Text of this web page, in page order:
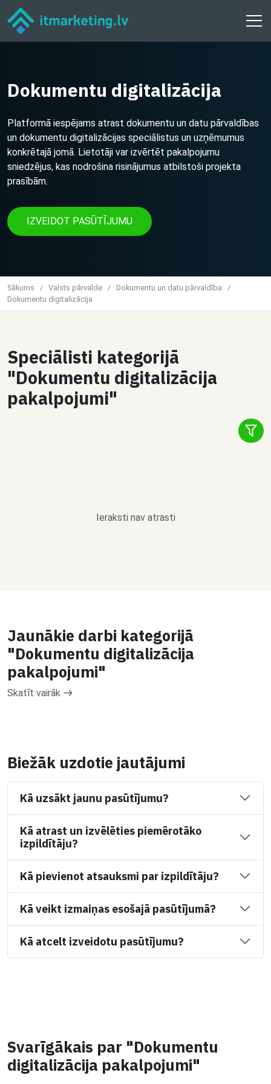
Dokumentu digitalizācija
Platformā iespējams atrast dokumentu un datu pārvaldības
un dokumentu digitalizācijas speciālistus un uzņēmumus
konkrētajā jomā. Lietotāji var izvērtēt pakalpojumu
sniedzējus, kas nodrošina risinājumus atbilstoši projekta
prasībām.
IZVEIDOT PASŪTĪJUMU
Sākums / Valsts pārvalde / Dokumentu un datu pārvaldība
/
Dokumentu digitalizācija
Speciālisti kategorijā
"Dokumentu digitalizācija
pakalpojumi"
Ieraksti nav atrasti
Jaunākie darbi kategorijā
"Dokumentu digitalizācija
pakalpojumi"
Skatīt vairāk
Biežāk uzdotie jautājumi
Kā uzsākt jaunu pasūtījumu?
Kā atrast un izvēlēties piemērotāko
izpildītāju?
Kā pievienot atsauksmi par izpildītāju?
Kā veikt izmaiņas esošajā pasūtījumā?
Kā atcelt izveidotu pasūtījumu?
Svarīgākais par "Dokumentu
digitalizācija pakalpojumi"